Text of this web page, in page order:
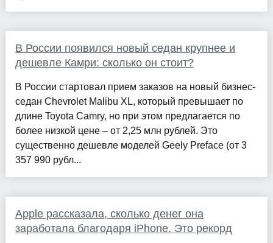
В России появился новый седан крупнее и
дешевле Камри: сколько он стоит?
В России стартовал прием заказов на новый бизнес-
седан Chevrolet Malibu XL, который превышает по
длине Toyota Camry, но при этом предлагается по
более низкой цене – от 2,25 млн рублей. Это
существенно дешевле моделей Geely Preface (от 3
357 990 рубл...
Apple рассказала, сколько денег она
заработала благодаря iPhone. Это рекорд